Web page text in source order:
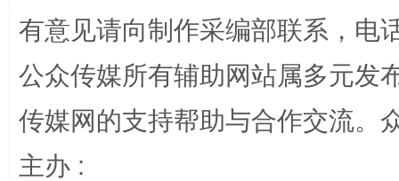
有意见请向制作采编部联系，电
公众传媒所有辅助网站属多元发
传媒网的支持帮助与合作交流。
主办 :